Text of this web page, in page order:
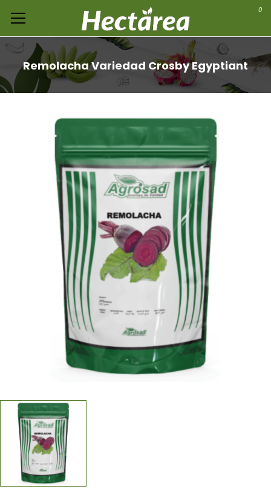
0
Remolacha Variedad Crosby Egyptiant